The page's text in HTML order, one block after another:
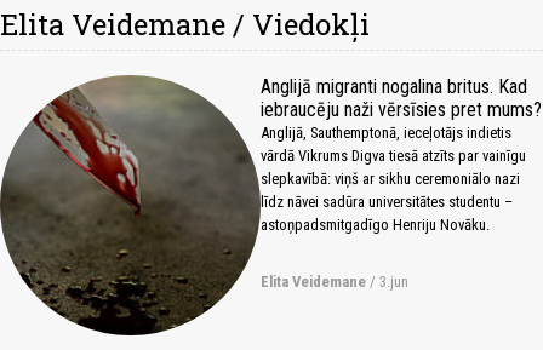
Elita Veidemane / Viedokļi
Anglijā migranti nogalina britus. Kad
iebraucēju naži vērsīsies pret mums?
Anglijā, Sauthemptonā, ieceļotājs indietis
vārdā Vikrums Digva tiesā atzīts par vainīgu
slepkavībā: viņš ar sikhu ceremoniālo nazi
līdz nāvei sadūra universitātes studentu –
astoņpadsmitgadīgo Henriju Novāku.
Elita Veidemane / 3.jun